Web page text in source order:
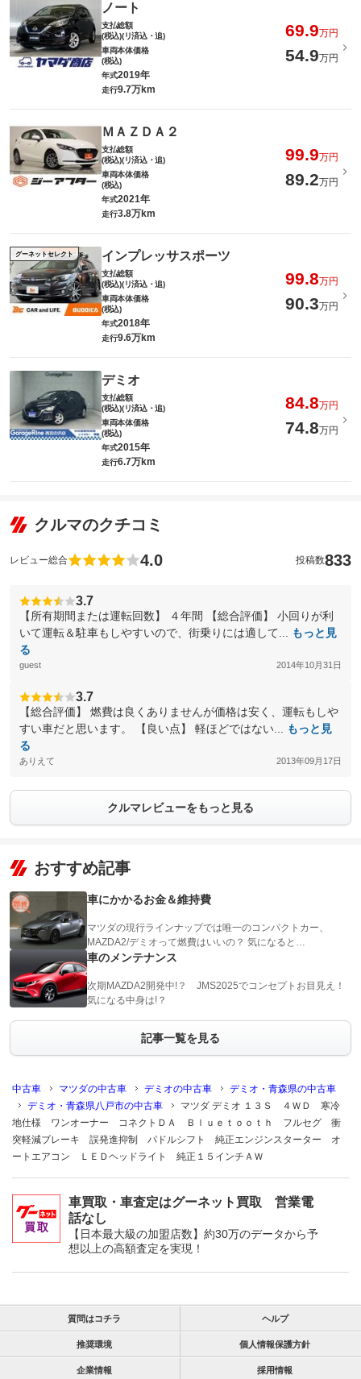
ノート
支払総額
(税込)(リ済込・追)
69.9万円
車両本体価格
(税込)
54.9万円
年式2019年
走行9.7万km
ＭＡＺＤＡ２
支払総額
(税込)(リ済込・追)
99.9万円
車両本体価格
(税込)
89.2万円
年式2021年
走行3.8万km
グーネットセレクト インプレッサスポーツ
支払総額
(税込)(リ済込・追)
99.8万円
車両本体価格
(税込)
90.3万円
年式2018年
走行9.6万km
デミオ
支払総額
(税込)(リ済込・追)
84.8万円
車両本体価格
(税込)
74.8万円
年式2015年
走行6.7万km
クルマのクチコミ
レビュー総合 4.0 投稿数833
3.7
【所有期間または運転回数】 ４年間 【総合評価】 小回りが利
いて運転＆駐車もしやすいので、街乗りには適して...
もっと見
る
guest 2014年10月31日
3.7
【総合評価】 燃費は良くありませんが価格は安く、運転もしや
すい車だと思います。 【良い点】 軽ほどではない...
もっと見
る
ありえて 2013年09月17日
クルマレビューをもっと見る
おすすめ記事
車にかかるお金＆維持費
マツダの現行ラインナップでは唯一のコンパクトカー、
MAZDA2/デミオって燃費はいいの？ 気になると…
車のメンテナンス
次期MAZDA2開発中!？ JMS2025でコンセプトお目見え！
気になる中身は!？
記事一覧を見る
中古車 マツダの中古車 デミオの中古車
デミオ・青森県の中古車
デミオ・青森県八戸市の中古車
マツダ デミオ １３Ｓ ４ＷＤ 寒冷
地仕様 ワンオーナー コネクトＤＡ Ｂｌｕｅｔｏｏｔｈ フルセグ 衝
突軽減ブレーキ 誤発進抑制 パドルシフト 純正エンジンスターター オ
ートエアコン ＬＥＤヘッドライト 純正１５インチＡＷ
車買取・車査定はグーネット買取 営業電
話なし
【日本最大級の加盟店数】約30万のデータから予
想以上の高額査定を実現！
質問はコチラ ヘルプ
推奨環境 個人情報保護方針
企業情報 採用情報